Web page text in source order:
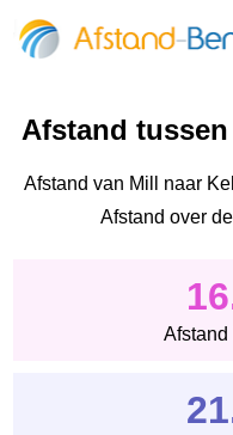
Afstand tussen
Afstand van Mill naar
Afstand over
Afstand